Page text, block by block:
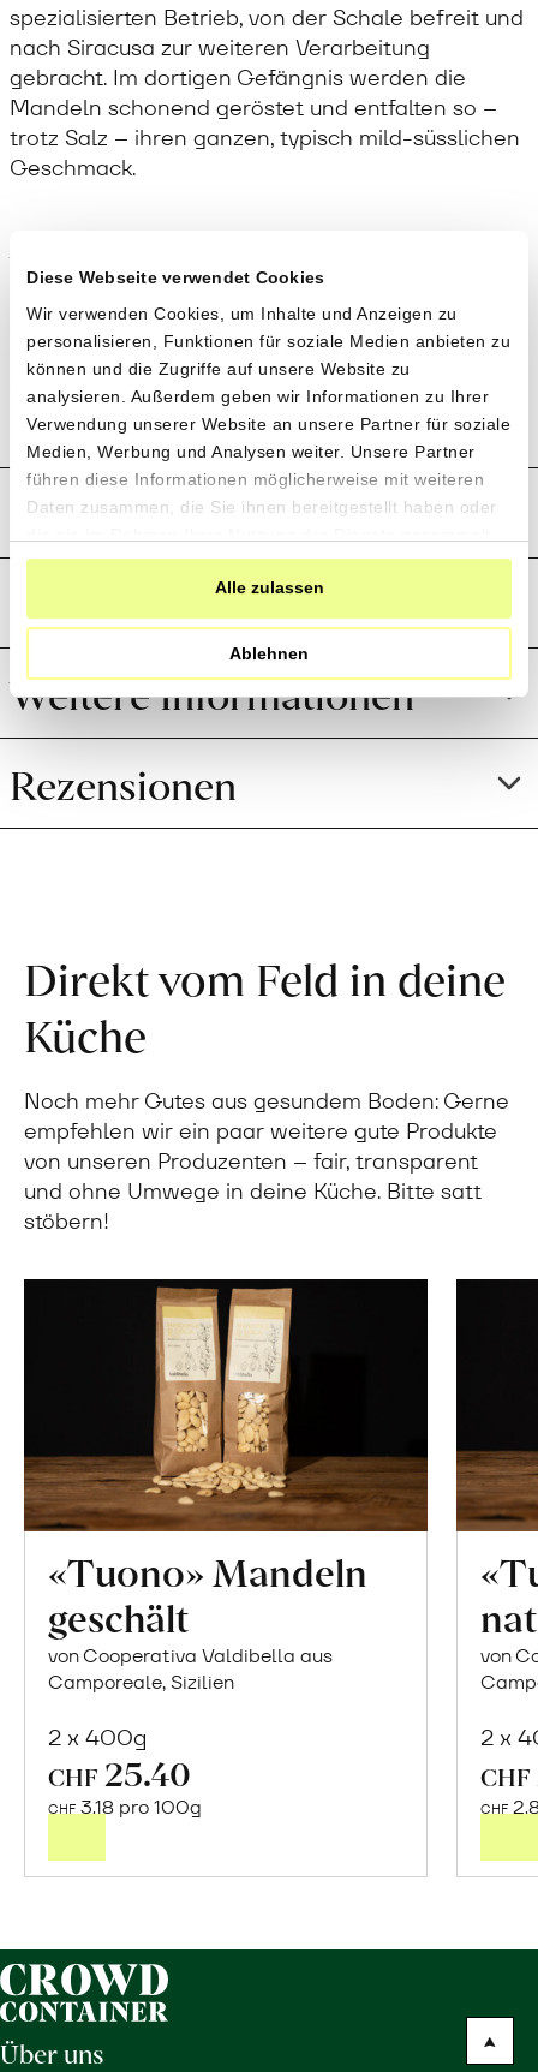
Diese Webseite verwendet Cookies
Wir verwenden Cookies, um Inhalte und Anzeigen zu
personalisieren, Funktionen für soziale Medien anbieten zu
können und die Zugriffe auf unsere Website zu
analysieren. Außerdem geben wir Informationen zu Ihrer
Verwendung unserer Website an unsere Partner für soziale
Medien, Werbung und Analysen weiter. Unsere Partner
führen diese Informationen möglicherweise mit weiteren
Daten zusammen, die Sie ihnen bereitgestellt haben oder
haben.
Alle zulassen
Ablehnen
spezialisierten Betrieb, von der Schale befreit und
nach Siracusa zur weiteren Verarbeitung
gebracht. Im dortigen Gefängnis werden die
Mandeln schonend geröstet und entfalten so –
trotz Salz – ihren ganzen, typisch mild-süsslichen
Geschmack.
wunderbarer Snack! Am besten zum Apéro,
beispielsweise mit einem Glas «Isolano»
geniessen.
Produktion und Anbau
Preistransparenz
Weitere Informationen
Rezensionen
Direkt vom Feld in deine
Küche
Noch mehr Gutes aus gesundem Boden: Gerne
empfehlen wir ein paar weitere gute Produkte
von unseren Produzenten – fair, transparent
und ohne Umwege in deine Küche. Bitte satt
stöbern!
«Tuono» Mandeln
geschält
von Cooperativa Valdibella aus
Camporeale, Sizilien
2 x 400g
CHF 25.40
CHF3.18 pro 100g
von
2 x
CHF
CHF
Über uns
Verpasse keine
Sammelbestellung!
Willst du benachrichtigt werden, wenn
wir eine Sammelbestellung machen
und mehr erfahren über die
Produzent*innen und ihre einzigartigen
Produkte?
Jetzt Newsletter abonnieren